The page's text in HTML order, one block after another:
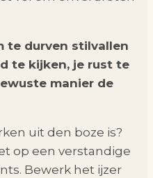
te durven stilvallen
te kijken, je rust te
manier de
uit den boze is?
op een verstandige
Bewerk het ijzer